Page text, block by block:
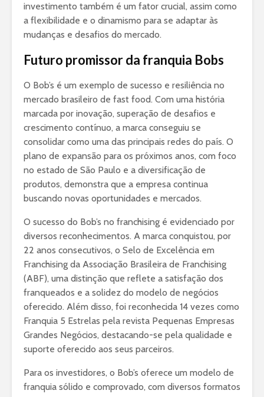
investimento também é um fator crucial, assim como
a flexibilidade e o dinamismo para se adaptar às
mudanças e desafios do mercado.
Futuro promissor da franquia Bobs
O Bob’s é um exemplo de sucesso e resiliência no
mercado brasileiro de fast food. Com uma história
marcada por inovação, superação de desafios e
crescimento contínuo, a marca conseguiu se
consolidar como uma das principais redes do país. O
plano de expansão para os próximos anos, com foco
no estado de São Paulo e a diversificação de
produtos, demonstra que a empresa continua
buscando novas oportunidades e mercados.
O sucesso do Bob’s no franchising é evidenciado por
diversos reconhecimentos. A marca conquistou, por
22 anos consecutivos, o Selo de Excelência em
Franchising da Associação Brasileira de Franchising
(ABF), uma distinção que reflete a satisfação dos
franqueados e a solidez do modelo de negócios
oferecido. Além disso, foi reconhecida 14 vezes como
Franquia 5 Estrelas pela revista Pequenas Empresas
Grandes Negócios, destacando-se pela qualidade e
suporte oferecido aos seus parceiros.
Para os investidores, o Bob’s oferece um modelo de
franquia sólido e comprovado, com diversos formatos